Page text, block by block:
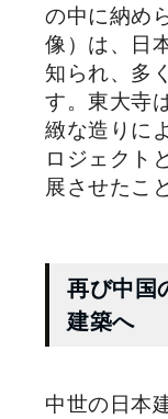
の中に納め
像）は、日
知られ、多
す。東大寺
緻な造りに
ロジェクト
展させたこ
再び中国
建築へ
中世の日本